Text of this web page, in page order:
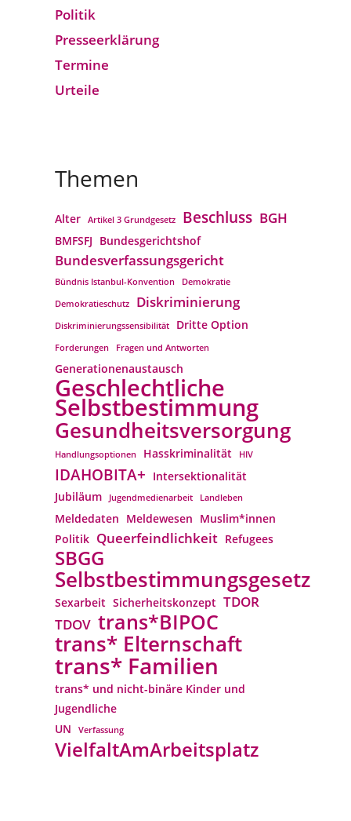
Politik
Presseerklärung
Termine
Urteile
Themen
Alter Artikel 3 Grundgesetz Beschluss BGH
BMFSFJ Bundesgerichtshof
Bundesverfassungs­gericht
Bündnis Istanbul-Konvention
Demokratie
Demokratieschutz
Diskriminierung
Diskriminierungssensibilität Dritte Option
Forderungen Fragen und Antworten
Generationenaustausch
Geschlechtliche
Selbstbestimmung
Gesundheitsversorgung
Handlungsoptionen Hasskriminalität HIV
IDAHOBITA+ Intersektionalität
Jubiläum
Jugendmedienarbeit Landleben
Meldedaten Meldewesen Muslim*innen
Politik Queerfeindlichkeit Refugees
SBGG
Selbstbestimmungsgesetz
Sexarbeit Sicherheitskonzept TDOR
TDOV trans*BIPOC
trans* Elternschaft
trans* Familien
trans* und nicht-binäre Kinder und
Jugendliche
UN
Verfassung
VielfaltAmArbeitsplatz